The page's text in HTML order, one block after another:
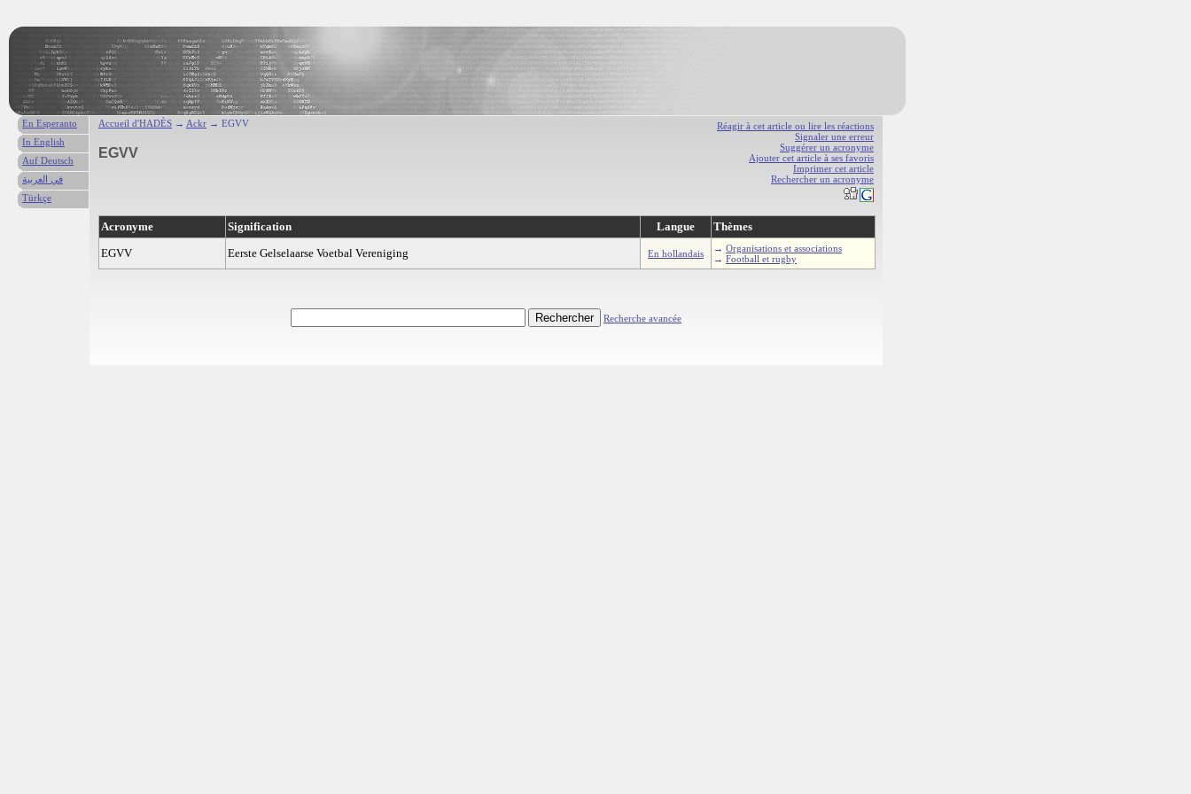
Réagir à cet article ou lire les réactions
Signaler une erreur
Suggérer un acronyme
Ajouter cet article à ses favoris
Imprimer cet article
Rechercher un acronyme
Accueil d'HADÈS → Ackr → EGVV
EGVV
Acronyme Signification Langue
Thèmes
EGVV
Eerste Gelselaarse Voetbal Vereniging En hollandais → Organisations et associations
→ Football et rugby
Recherche avancée
En Esperanto
In English
Auf Deutsch
في العربية
Türkçe